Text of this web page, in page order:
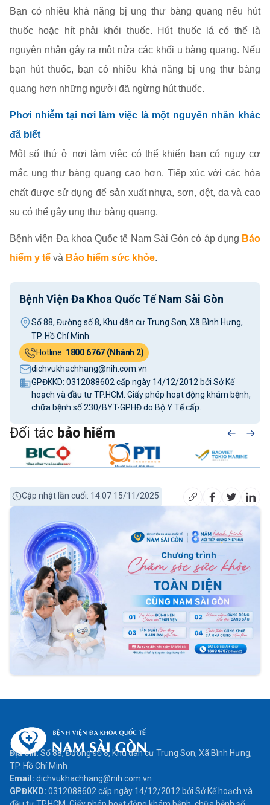
Bạn có nhiều khả năng bị ung thư bàng quang nếu hút
thuốc hoặc hít phải khói thuốc. Hút thuốc lá có thể là
nguyên nhân gây ra một nửa các khối u bàng quang. Nếu
bạn hút thuốc, bạn có nhiều khả năng bị ung thư bàng
quang hơn những người đã ngừng hút thuốc.
Phơi nhiễm tại nơi làm việc là một nguyên nhân khác
đã biết
Một số thứ ở nơi làm việc có thể khiến bạn có nguy cơ
mắc ung thư bàng quang cao hơn. Tiếp xúc với các hóa
chất được sử dụng để sản xuất nhựa, sơn, dệt, da và cao
su có thể gây ung thư bàng quang.
Bệnh viện Đa khoa Quốc tế Nam Sài Gòn có áp dụng Bảo
hiểm y tế và Bảo hiểm sức khỏe.
Bệnh Viện Đa Khoa Quốc Tế Nam Sài Gòn
Số 88, Đường số 8, Khu dân cư Trung Sơn, Xã Bình Hưng,
TP. Hồ Chí Minh
Hotline: 1800 6767 (Nhánh 2)
dichvukhachhang@nih.com.vn
GPĐKKD: 0312088602 cấp ngày 14/12/2012 bởi Sở Kế
hoạch và đầu tư TP.HCM. Giấy phép hoạt động khám bệnh,
chữa bệnh số 230/BYT-GPHĐ do Bộ Y Tế cấp.
Đối tác bảo hiểm
Cập nhật lần cuối: 14:07 15/11/2025
Địa chỉ:Số 88, Đường số 8, Khu dân cư Trung Sơn, Xã Bình Hưng,
TP. Hồ Chí Minh
Email: dichvukhachhang@nih.com.vn
GPĐKKD: 0312088602 cấp ngày 14/12/2012 bởi Sở Kế hoạch và